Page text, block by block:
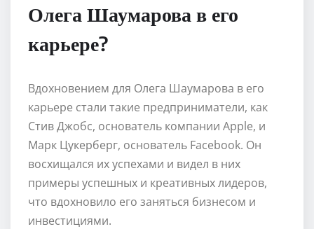
Олега Шаумарова в его
карьере?
Вдохновением для Олега Шаумарова в его
карьере стали такие предприниматели, как
Стив Джобс, основатель компании Apple, и
Марк Цукерберг, основатель Facebook. Он
восхищался их успехами и видел в них
примеры успешных и креативных лидеров,
что вдохновило его заняться бизнесом и
инвестициями.